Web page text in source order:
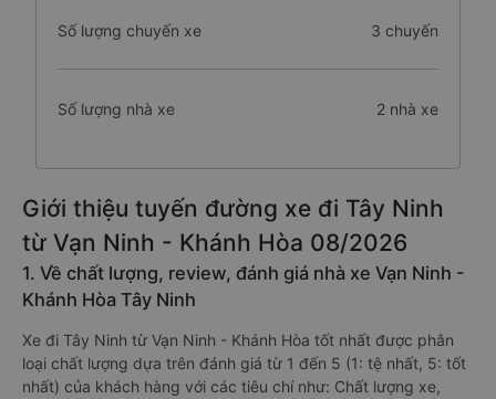
Số lượng chuyến xe 3 chuyến
Số lượng nhà xe 2 nhà xe
Giới thiệu tuyến đường xe đi Tây Ninh
từ Vạn Ninh - Khánh Hòa 08/2026
1. Về chất lượng, review, đánh giá nhà xe Vạn Ninh -
Khánh Hòa Tây Ninh
Xe đi Tây Ninh từ Vạn Ninh - Khánh Hòa tốt nhất được phân
loại chất lượng dựa trên đánh giá từ 1 đến 5 (1: tệ nhất, 5: tốt
nhất) của khách hàng với các tiêu chí như: Chất lượng xe,